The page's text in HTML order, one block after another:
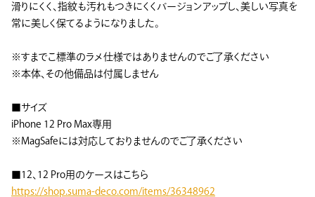
滑りにくく、指紋も汚れもつきにくくバージョンアップし、美しい写真を
常に美しく保てるようになりました。
※すまでこ標準のラメ仕様ではありませんのでご了承ください
※本体、その他備品は付属しません
■サイズ
iPhone 12 Pro Max専用
※MagSafeには対応しておりませんのでご了承ください
■12、12 Pro用のケースはこちら
https://shop.suma-deco.com/items/36348962